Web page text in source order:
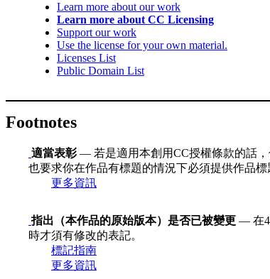
Learn more about our work
Learn more about CC Licensing
Support our work
Use the license for your own material.
Licenses List
Public Domain List
Footnotes
適當表彰— 若是適用本創用CC授權條款的話，
也要求你在作品有標題的情況下必須提供作品
更多資訊
指出（本作品的原始版本）是否已被變更 — 在
時才須有修改的表記。
標記指南
更多資訊